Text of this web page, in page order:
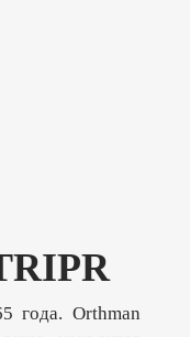
года. Orthman